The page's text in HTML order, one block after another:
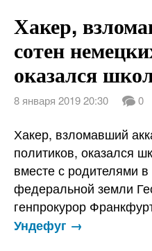
Хакер,
сотен
оказался
8 января 2019 20:30 0
Хакер, взломавший
политиков, оказался
вместе с родителями
федеральной земли
генпрокурор
Ундефуг →